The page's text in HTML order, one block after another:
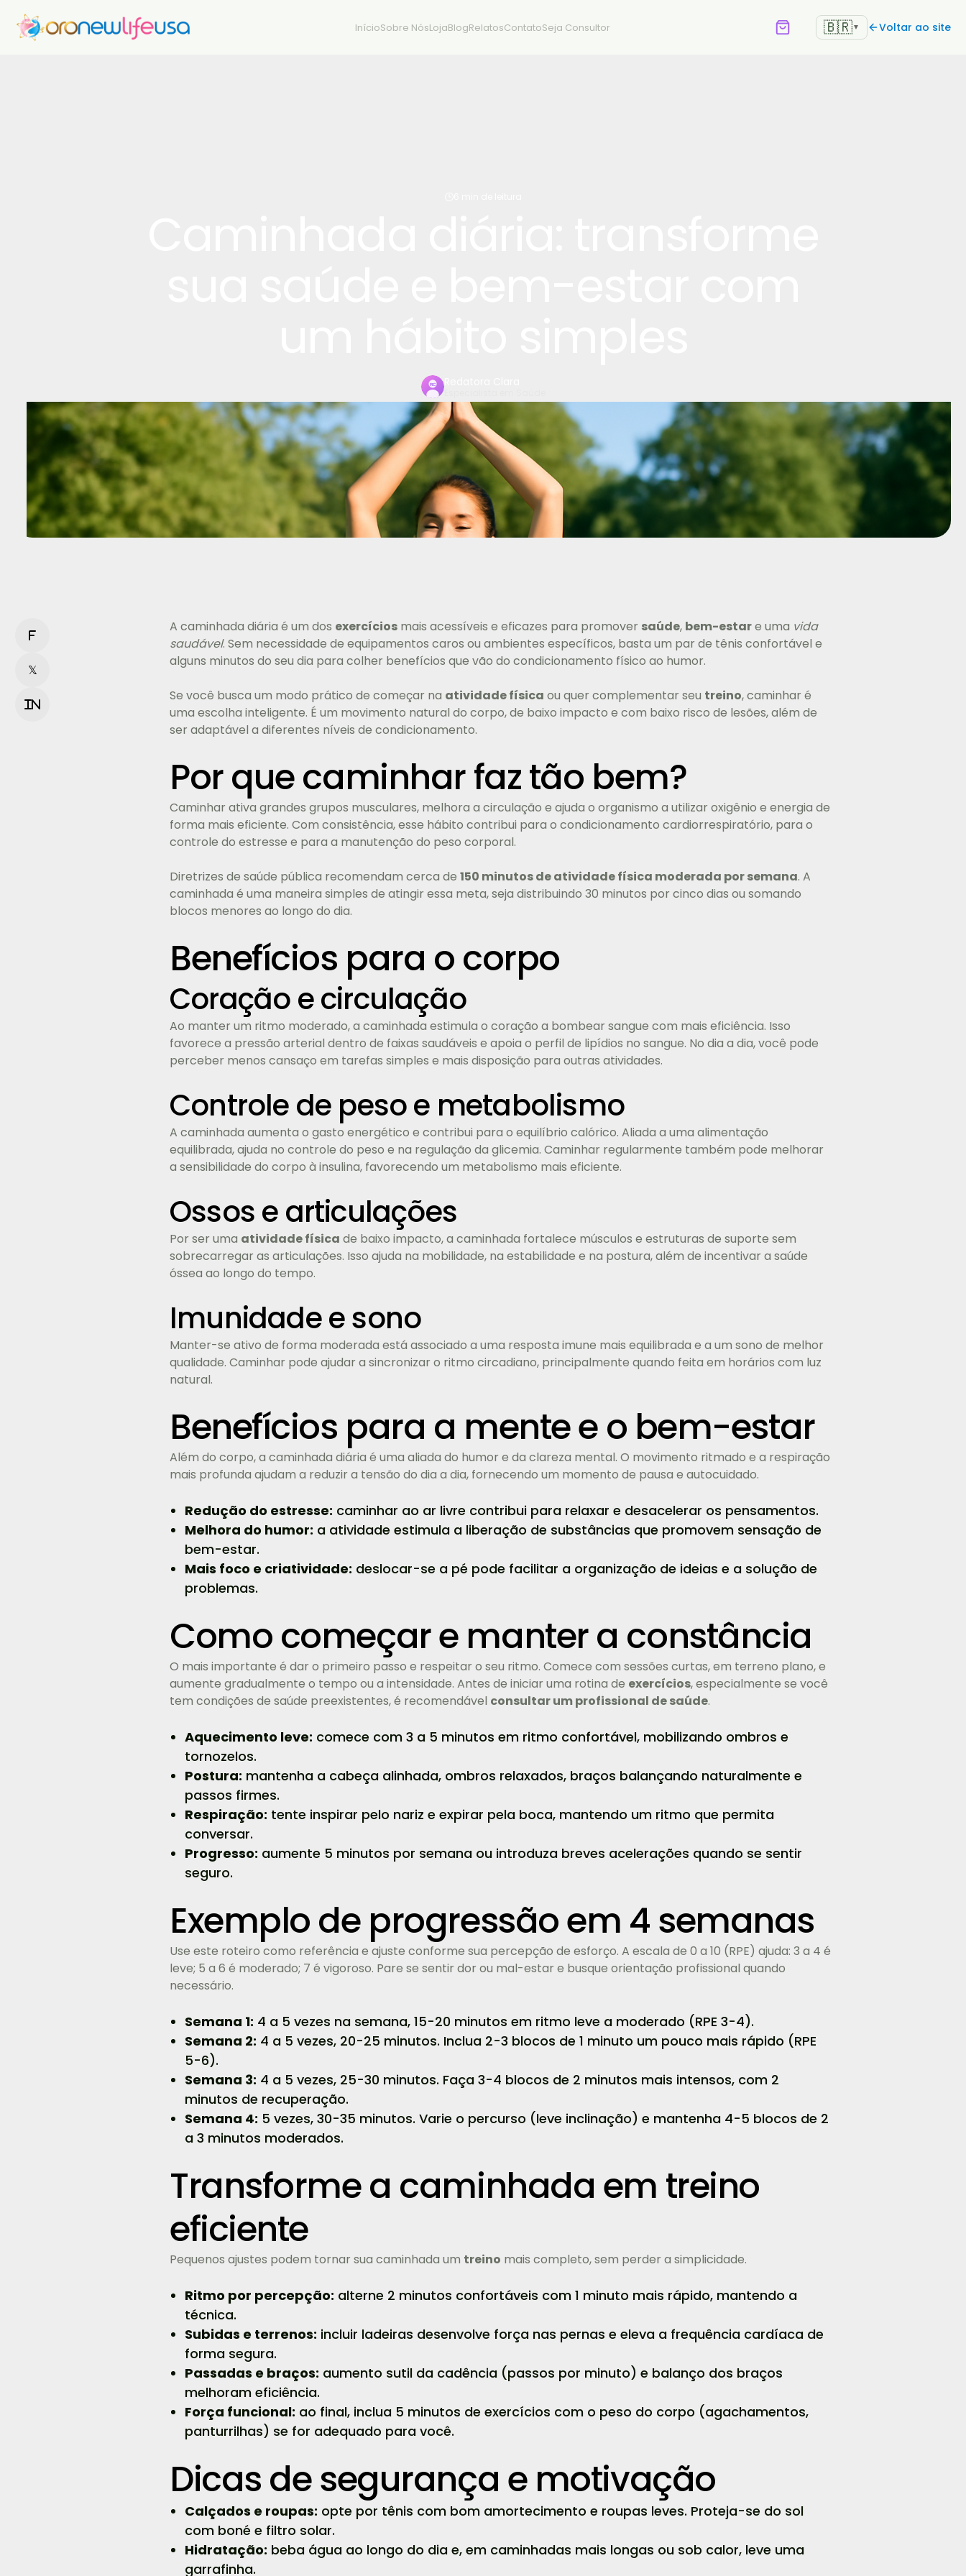
InícioSobre NósLojaBlogRelatosContatoSeja Consultor 🇧🇷▼ Voltar ao site
Redatora Clara
Especialista em Saúde
f
𝕏
in
A caminhada diária é um dos exercícios mais acessíveis e eficazes para promover saúde, bem-estare uma vida
saudável. Sem necessidade de equipamentos caros ou ambientes específicos, basta um par de tênis confortável e
alguns minutos do seu dia para colher benefícios que vão do condicionamento físico ao humor.
Se você busca um modo prático de começar na atividade física ou quer complementar seu treino, caminhar é
uma escolha inteligente. É um movimento natural do corpo, de baixo impacto e com baixo risco de lesões, além de
ser adaptável a diferentes níveis de condicionamento.
Por que caminhar faz tão bem?
Caminhar ativa grandes grupos musculares, melhora a circulação e ajuda o organismo a utilizar oxigênio e energia de
forma mais eficiente. Com consistência, esse hábito contribui para o condicionamento cardiorrespiratório, para o
controle do estresse e para a manutenção do peso corporal.
Diretrizes de saúde pública recomendam cerca de 150 minutos de atividade física moderada por semana. A
caminhada é uma maneira simples de atingir essa meta, seja distribuindo 30 minutos por cinco dias ou somando
blocos menores ao longo do dia.
Benefícios para o corpo
Coração e circulação
Ao manter um ritmo moderado, a caminhada estimula o coração a bombear sangue com mais eficiência. Isso
favorece a pressão arterial dentro de faixas saudáveis e apoia o perfil de lipídios no sangue. No dia a dia, você pode
perceber menos cansaço em tarefas simples e mais disposição para outras atividades.
Controle de peso e metabolismo
A caminhada aumenta o gasto energético e contribui para o equilíbrio calórico. Aliada a uma alimentação
equilibrada, ajuda no controle do peso e na regulação da glicemia. Caminhar regularmente também pode melhorar
a sensibilidade do corpo à insulina, favorecendo um metabolismo mais eficiente.
Ossos e articulações
Por ser uma atividade física de baixo impacto, a caminhada fortalece músculos e estruturas de suporte sem
sobrecarregar as articulações. Isso ajuda na mobilidade, na estabilidade e na postura, além de incentivar a saúde
óssea ao longo do tempo.
Imunidade e sono
Manter-se ativo de forma moderada está associado a uma resposta imune mais equilibrada e a um sono de melhor
qualidade. Caminhar pode ajudar a sincronizar o ritmo circadiano, principalmente quando feita em horários com luz
natural.
Benefícios para a mente e o bem-estar
Além do corpo, a caminhada diária é uma aliada do humor e da clareza mental. O movimento ritmado e a respiração
mais profunda ajudam a reduzir a tensão do dia a dia, fornecendo um momento de pausa e autocuidado.
Redução do estresse: caminhar ao ar livre contribui para relaxar e desacelerar os pensamentos.
Melhora do humor: a atividade estimula a liberação de substâncias que promovem sensação de
bem-estar.
Mais foco e criatividade: deslocar-se a pé pode facilitar a organização de ideias e a solução de
problemas.
Como começar e manter a constância
O mais importante é dar o primeiro passo e respeitar o seu ritmo. Comece com sessões curtas, em terreno plano, e
aumente gradualmente o tempo ou a intensidade. Antes de iniciar uma rotina de exercícios, especialmente se você
tem condições de saúde preexistentes, é recomendável consultar um profissional de saúde.
Aquecimento leve: comece com 3 a 5 minutos em ritmo confortável, mobilizando ombros e
tornozelos.
Postura: mantenha a cabeça alinhada, ombros relaxados, braços balançando naturalmente e
passos firmes.
Respiração: tente inspirar pelo nariz e expirar pela boca, mantendo um ritmo que permita
conversar.
Progresso: aumente 5 minutos por semana ou introduza breves acelerações quando se sentir
seguro.
Exemplo de progressão em 4 semanas
Use este roteiro como referência e ajuste conforme sua percepção de esforço. A escala de 0 a 10 (RPE) ajuda: 3 a 4 é
leve; 5 a 6 é moderado; 7 é vigoroso. Pare se sentir dor ou mal-estar e busque orientação profissional quando
necessário.
Semana 1: 4 a 5 vezes na semana, 15-20 minutos em ritmo leve a moderado (RPE 3-4).
Semana 2: 4 a 5 vezes, 20-25 minutos. Inclua 2-3 blocos de 1 minuto um pouco mais rápido (RPE
5-6).
Semana 3: 4 a 5 vezes, 25-30 minutos. Faça 3-4 blocos de 2 minutos mais intensos, com 2
minutos de recuperação.
Semana 4: 5 vezes, 30-35 minutos. Varie o percurso (leve inclinação) e mantenha 4-5 blocos de 2
a 3 minutos moderados.
Transforme a caminhada em treino
eficiente
Pequenos ajustes podem tornar sua caminhada um treino mais completo, sem perder a simplicidade.
Ritmo por percepção: alterne 2 minutos confortáveis com 1 minuto mais rápido, mantendo a
técnica.
Subidas e terrenos: incluir ladeiras desenvolve força nas pernas e eleva a frequência cardíaca de
forma segura.
Passadas e braços: aumento sutil da cadência (passos por minuto) e balanço dos braços
melhoram eficiência.
Força funcional: ao final, inclua 5 minutos de exercícios com o peso do corpo (agachamentos,
panturrilhas) se for adequado para você.
Dicas de segurança e motivação
Calçados e roupas: opte por tênis com bom amortecimento e roupas leves. Proteja-se do sol
com boné e filtro solar.
Hidratação: beba água ao longo do dia e, em caminhadas mais longas ou sob calor, leve uma
garrafinha.